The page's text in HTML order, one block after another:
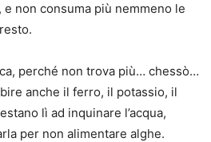
non consuma più nemmeno le
perché non trova più… chessò…
anche il ferro, il potassio, il
lì ad inquinare l’acqua,
per non alimentare alghe.